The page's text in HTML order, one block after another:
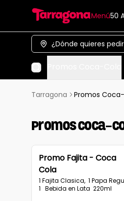
Menú50
¿Dónde quieres
Tarragona Promos
Promos Coca-
Promo Fajita - Coca
Cola
1 Fajita Clasica,  1 Papa
1   Bebida en Lata  220ml